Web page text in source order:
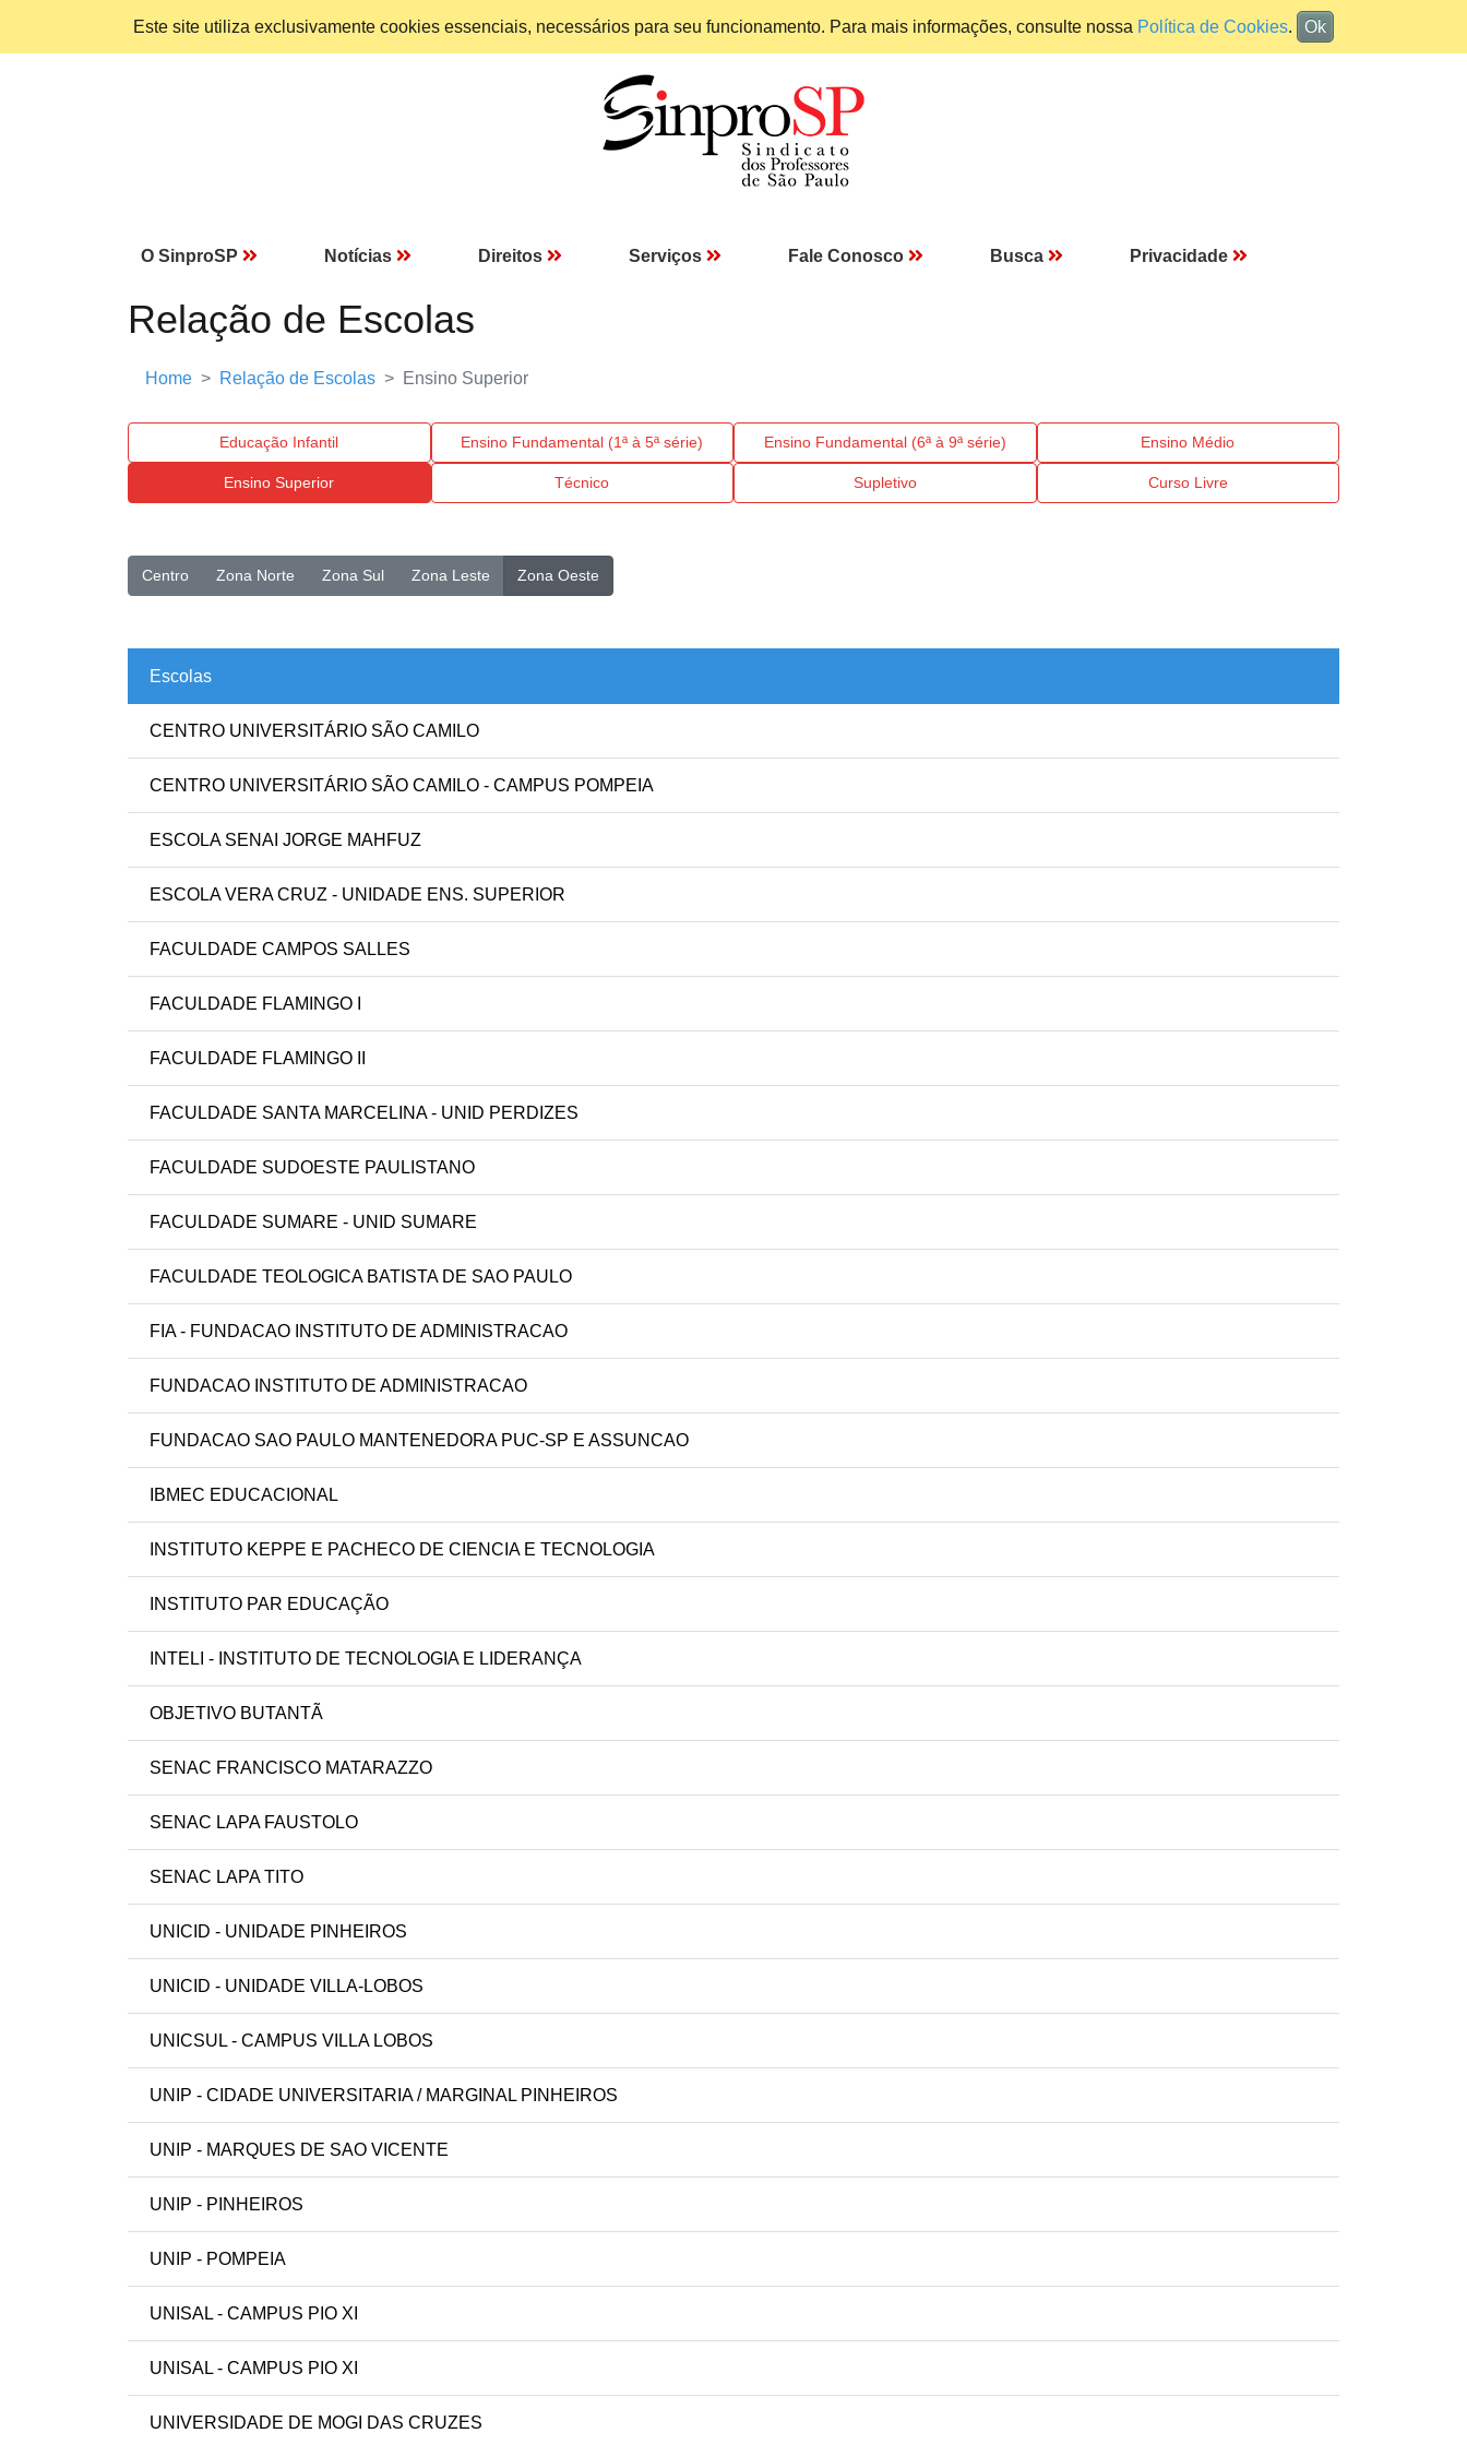
Este site utiliza exclusivamente cookies essenciais, necessários para seu funcionamento. Para mais informações, consulte nossa Política de Cookies. Ok
O SinproSP Notícias Direitos Serviços Fale Conosco Busca Privacidade
Relação de Escolas
Home Relação de Escolas Ensino Superior
Educação Infantil Ensino Fundamental (1ª à 5ª série) Ensino Fundamental (6ª à 9ª série) Ensino Médio
Ensino Superior Técnico Supletivo Curso Livre
Centro Zona Norte Zona Sul Zona Leste Zona Oeste
Escolas
CENTRO UNIVERSITÁRIO SÃO CAMILO
CENTRO UNIVERSITÁRIO SÃO CAMILO - CAMPUS POMPEIA
ESCOLA SENAI JORGE MAHFUZ
ESCOLA VERA CRUZ - UNIDADE ENS. SUPERIOR
FACULDADE CAMPOS SALLES
FACULDADE FLAMINGO I
FACULDADE FLAMINGO II
FACULDADE SANTA MARCELINA - UNID PERDIZES
FACULDADE SUDOESTE PAULISTANO
FACULDADE SUMARE - UNID SUMARE
FACULDADE TEOLOGICA BATISTA DE SAO PAULO
FIA - FUNDACAO INSTITUTO DE ADMINISTRACAO
FUNDACAO INSTITUTO DE ADMINISTRACAO
FUNDACAO SAO PAULO MANTENEDORA PUC-SP E ASSUNCAO
IBMEC EDUCACIONAL
INSTITUTO KEPPE E PACHECO DE CIENCIA E TECNOLOGIA
INSTITUTO PAR EDUCAÇÃO
INTELI - INSTITUTO DE TECNOLOGIA E LIDERANÇA
OBJETIVO BUTANTÃ
SENAC FRANCISCO MATARAZZO
SENAC LAPA FAUSTOLO
SENAC LAPA TITO
UNICID - UNIDADE PINHEIROS
UNICID - UNIDADE VILLA-LOBOS
UNICSUL - CAMPUS VILLA LOBOS
UNIP - CIDADE UNIVERSITARIA / MARGINAL PINHEIROS
UNIP - MARQUES DE SAO VICENTE
UNIP - PINHEIROS
UNIP - POMPEIA
UNISAL - CAMPUS PIO XI
UNISAL - CAMPUS PIO XI
UNIVERSIDADE DE MOGI DAS CRUZES